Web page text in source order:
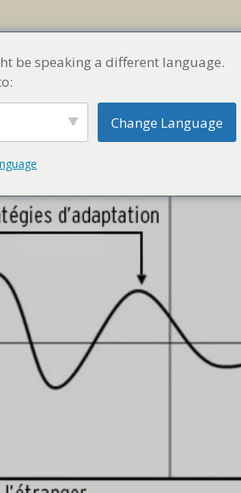
BLOG NOS PRESTATIONS
be speaking a different language.
Change Language